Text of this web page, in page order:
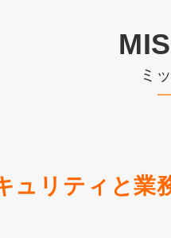
ミ
ュリティと業